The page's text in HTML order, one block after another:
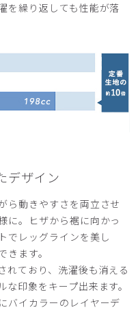
を繰り返しても性能が落
デザイン
ら動きやすさを両立させ
に。ヒザから裾に向かっ
でレッグラインを美し
ます。
れており、洗濯後も消える
印象をキープ出来ます。
バイカラーのレイヤーデ